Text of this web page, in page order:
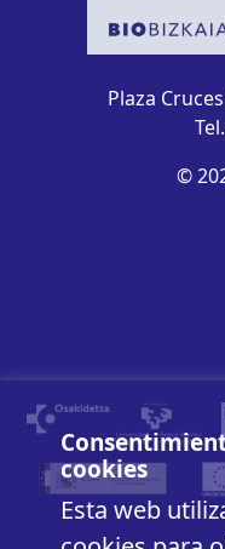
Plaza
©
cookies
Esta web